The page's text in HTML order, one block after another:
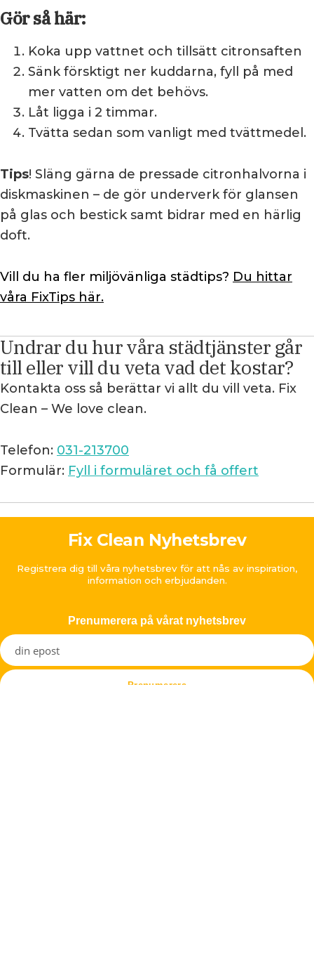
Gör så här:
Koka upp vattnet och tillsätt citronsaften
Sänk försktigt ner kuddarna, fyll på med
mer vatten om det behövs.
Låt ligga i 2 timmar.
Tvätta sedan som vanligt med tvättmedel.
Tips! Släng gärna de pressade citronhalvorna i
diskmaskinen – de gör underverk för glansen
på glas och bestick samt bidrar med en härlig
doft.
Vill du ha fler miljövänliga städtips? Du hittar
våra FixTips här.
Undrar du hur våra städtjänster går
till eller vill du veta vad det kostar?
Kontakta oss så berättar vi allt du vill veta. Fix
Clean – We love clean.
Telefon: 031-213700
Formulär: Fyll i formuläret och få offert
Fix Clean Nyhetsbrev
Registrera dig till våra nyhetsbrev för att nås av inspiration,
information och erbjudanden.
Prenumerera på vårat nyhetsbrev